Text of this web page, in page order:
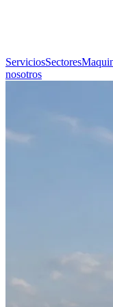
ServiciosSectores
nosotros